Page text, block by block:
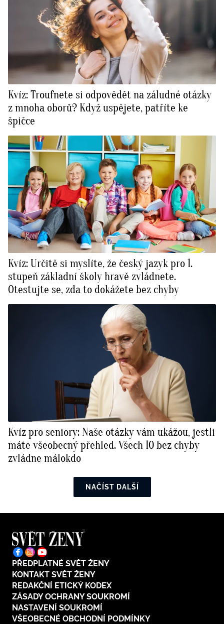
Kvíz: Troufnete si odpovědět na záludné otázky
z mnoha oborů? Když uspějete, patříte ke
špičce
Kvíz: Určitě si myslíte, že český jazyk pro 1.
stupeň základní školy hravě zvládnete.
Otestujte se, zda to dokážete bez chyby
Kvíz pro seniory: Naše otázky vám ukážou, jestli
máte všeobecný přehled. Všech 10 bez chyby
zvládne málokdo
NAČÍST DALŠÍ
PŘEDPLATNÉ SVĚT ŽENY
KONTAKT SVĚT ŽENY
REDAKČNÍ ETICKÝ KODEX
ZÁSADY OCHRANY SOUKROMÍ
NASTAVENÍ SOUKROMÍ
VŠEOBECNÉ OBCHODNÍ PODMÍNKY